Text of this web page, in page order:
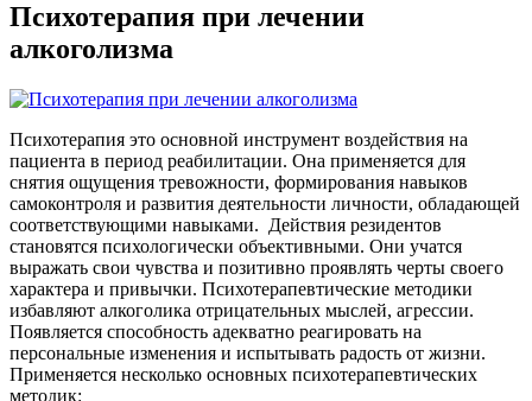
Психотерапия при лечении
алкоголизма
Психотерапия это основной инструмент воздействия на
пациента в период реабилитации. Она применяется для
снятия ощущения тревожности, формирования навыков
самоконтроля и развития деятельности личности, обладающей
соответствующими навыками. Действия резидентов
становятся психологически объективными. Они учатся
выражать свои чувства и позитивно проявлять черты своего
характера и привычки. Психотерапевтические методики
избавляют алкоголика отрицательных мыслей, агрессии.
Появляется способность адекватно реагировать на
персональные изменения и испытывать радость от жизни.
Применяется несколько основных психотерапевтических
методик: